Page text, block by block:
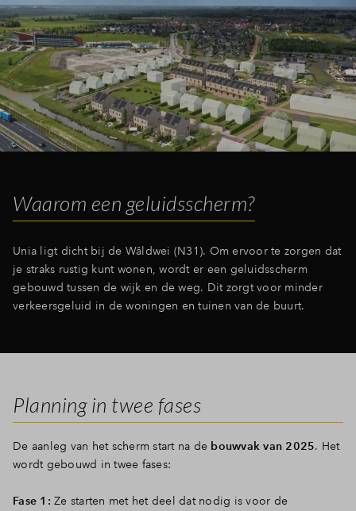
Waarom een geluidsscherm?
Unia ligt dicht bij de Wâldwei (N31). Om ervoor te zorgen dat
je straks rustig kunt wonen, wordt er een geluidsscherm
gebouwd tussen de wijk en de weg. Dit zorgt voor minder
verkeersgeluid in de woningen en tuinen van de buurt.
Planning in twee fases
De aanleg van het scherm start na de bouwvak van 2025. Het
wordt gebouwd in twee fases:
Fase 1: Ze starten met het deel dat nodig is voor de